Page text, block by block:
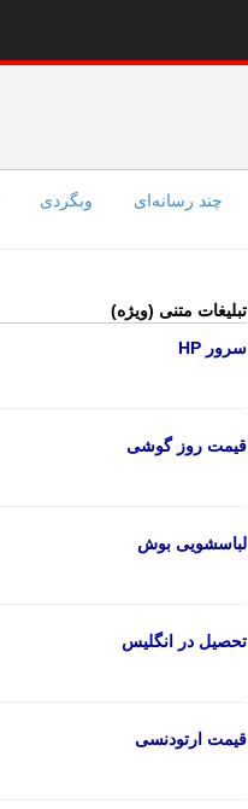
چند رسانه‌ای وبگردی
تبلیغات متنی (ویژه)
سرور HP
قیمت روز گوشی
لباسشویی بوش
تحصیل در انگلیس
قیمت ارتودنسی